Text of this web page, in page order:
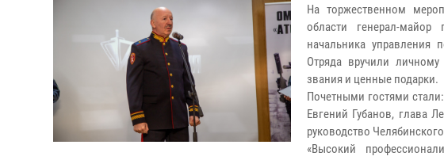
На торжественном
области генерал-
начальника
Отряда вручили
звания и ценные подарки.
Почетными гостями
Евгений Губанов, глава
руководство
«Высокий